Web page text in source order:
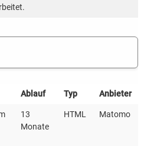
ist uns Wichtig. Erst
Servern zu laden.
UND
FÜR DIE KOMMUNALEN
Ablauf Typ Anbieter
13
Monate
HTML Matomo